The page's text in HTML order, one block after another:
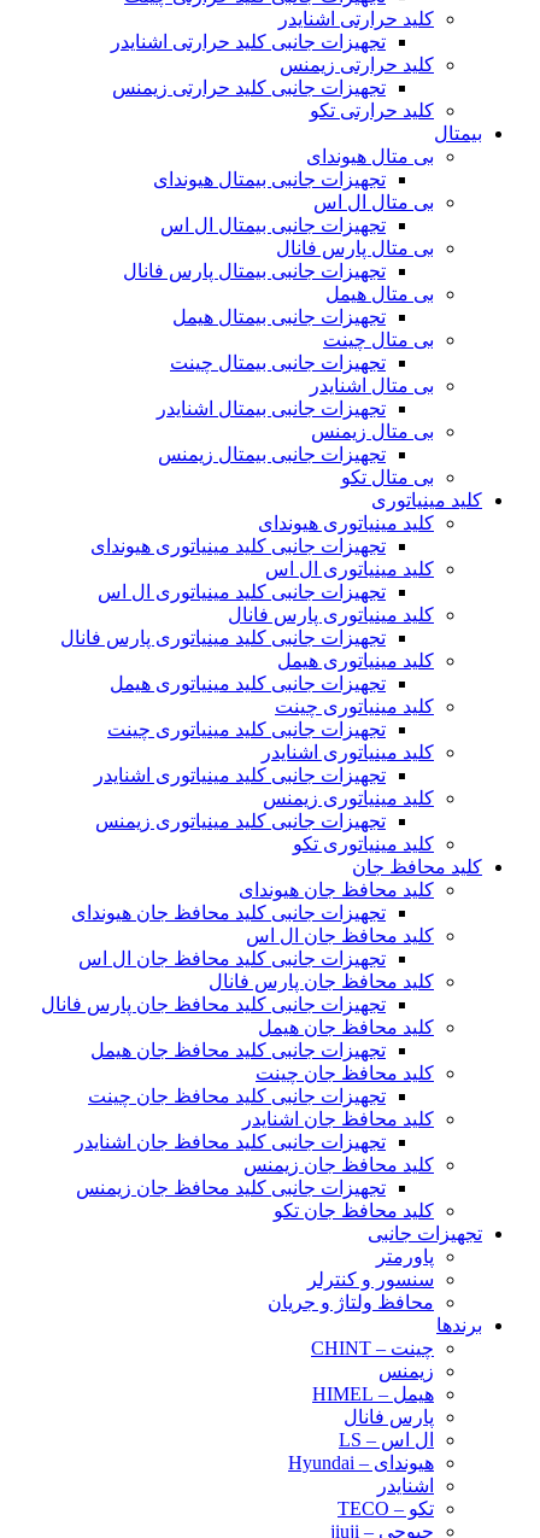
کلید حرارتی اشنایدر
تجهیزات جانبی کلید حرارتی اشنایدر
کلید حرارتی زیمنس
تجهیزات جانبی کلید حرارتی زیمنس
کلید حرارتی تکو
بیمتال
بی متال هیوندای
تجهیزات جانبی بیمتال هیوندای
بی متال ال اس
تجهیزات جانبی بیمتال ال اس
بی متال پارس فانال
تجهیزات جانبی بیمتال پارس فانال
بی متال هیمل
تجهیزات جانبی بیمتال هیمل
بی متال چینت
تجهیزات جانبی بیمتال چینت
بی متال اشنایدر
تجهیزات جانبی بیمتال اشنایدر
بی متال زیمنس
تجهیزات جانبی بیمتال زیمنس
بی متال تکو
کلید مینیاتوری
کلید مینیاتوری هیوندای
تجهیزات جانبی کلید مینیاتوری هیوندای
کلید مینیاتوری ال اس
تجهیزات جانبی کلید مینیاتوری ال اس
کلید مینیاتوری پارس فانال
تجهیزات جانبی کلید مینیاتوری پارس فانال
کلید مینیاتوری هیمل
تجهیزات جانبی کلید مینیاتوری هیمل
کلید مینیاتوری چینت
تجهیزات جانبی کلید مینیاتوری چینت
کلید مینیاتوری اشنایدر
تجهیزات جانبی کلید مینیاتوری اشنایدر
کلید مینیاتوری زیمنس
تجهیزات جانبی کلید مینیاتوری زیمنس
کلید مینیاتوری تکو
کلید محافظ جان
کلید محافظ جان هیوندای
تجهیزات جانبی کلید محافظ جان هیوندای
کلید محافظ جان ال اس
تجهیزات جانبی کلید محافظ جان ال اس
کلید محافظ جان پارس فانال
تجهیزات جانبی کلید محافظ جان پارس فانال
کلید محافظ جان هیمل
تجهیزات جانبی کلید محافظ جان هیمل
کلید محافظ جان چینت
تجهیزات جانبی کلید محافظ جان چینت
کلید محافظ جان اشنایدر
تجهیزات جانبی کلید محافظ جان اشنایدر
کلید محافظ جان زیمنس
تجهیزات جانبی کلید محافظ جان زیمنس
کلید محافظ جان تکو
تجهیزات جانبی
پاورمتر
سنسور و کنترلر
محافظ ولتاژ و‌ جریان
برندها
چینت – CHINT
زیمنس
هیمل – HIMEL
پارس فانال
ال اس – LS
هیوندای – Hyundai
اشنایدر
تکو – TECO
جیوجی – jiuji